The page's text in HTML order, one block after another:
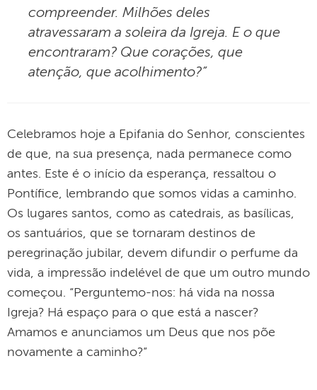
compreender. Milhões deles
atravessaram a soleira da Igreja. E o que
encontraram? Que corações, que
atenção, que acolhimento?”
Celebramos hoje a Epifania do Senhor, conscientes
de que, na sua presença, nada permanece como
antes. Este é o início da esperança, ressaltou o
Pontífice, lembrando que somos vidas a caminho.
Os lugares santos, como as catedrais, as basílicas,
os santuários, que se tornaram destinos de
peregrinação jubilar, devem difundir o perfume da
vida, a impressão indelével de que um outro mundo
começou. “Perguntemo-nos: há vida na nossa
Igreja? Há espaço para o que está a nascer?
Amamos e anunciamos um Deus que nos põe
novamente a caminho?”